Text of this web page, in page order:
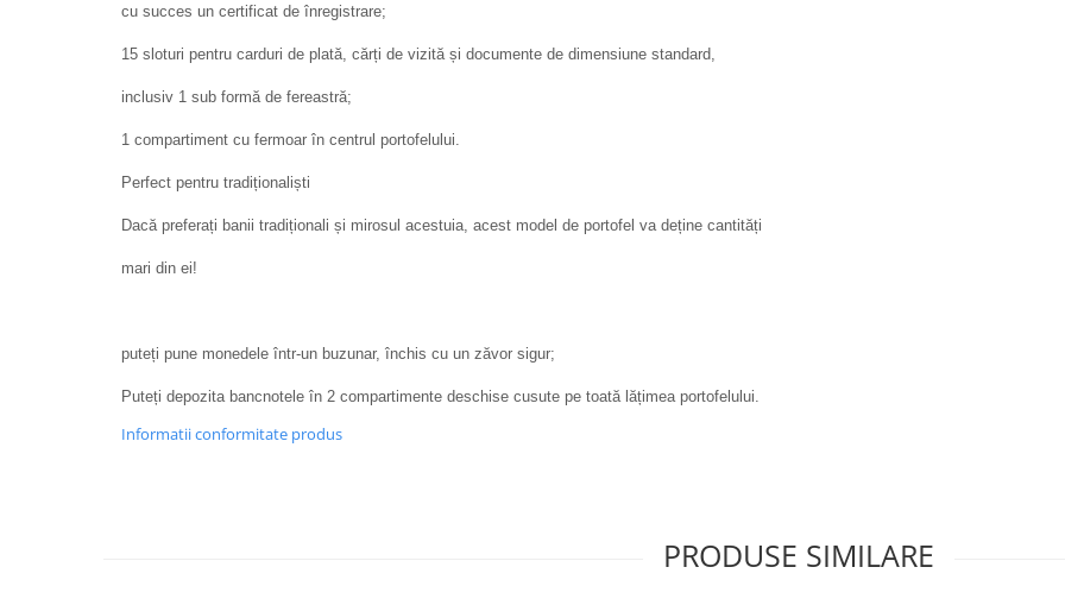
cu succes un certificat de înregistrare;
15 sloturi pentru carduri de plată, cărți de vizită și documente de dimensiune standard,
inclusiv 1 sub formă de fereastră;
1 compartiment cu fermoar în centrul portofelului.
Perfect pentru tradiționaliști
Dacă preferați banii tradiționali și mirosul acestuia, acest model de portofel va deține cantități
mari din ei!
puteți pune monedele într-un buzunar, închis cu un zăvor sigur;
Puteți depozita bancnotele în 2 compartimente deschise cusute pe toată lățimea portofelului.
Informatii conformitate produs
PRODUSE SIMILARE